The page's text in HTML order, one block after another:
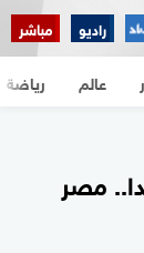
راديو مباشر
عالم رياضة
مصر